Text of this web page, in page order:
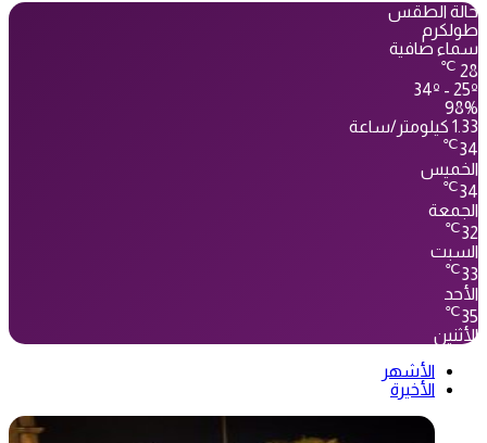
حالة الطقس
طولكرم
سماء صافية
28
℃
34º - 25º
98%
1.33 كيلومتر/ساعة
34
℃
الخميس
34
℃
الجمعة
32
℃
السبت
33
℃
الأحد
35
℃
الأثنين
الأشهر
الأخيرة